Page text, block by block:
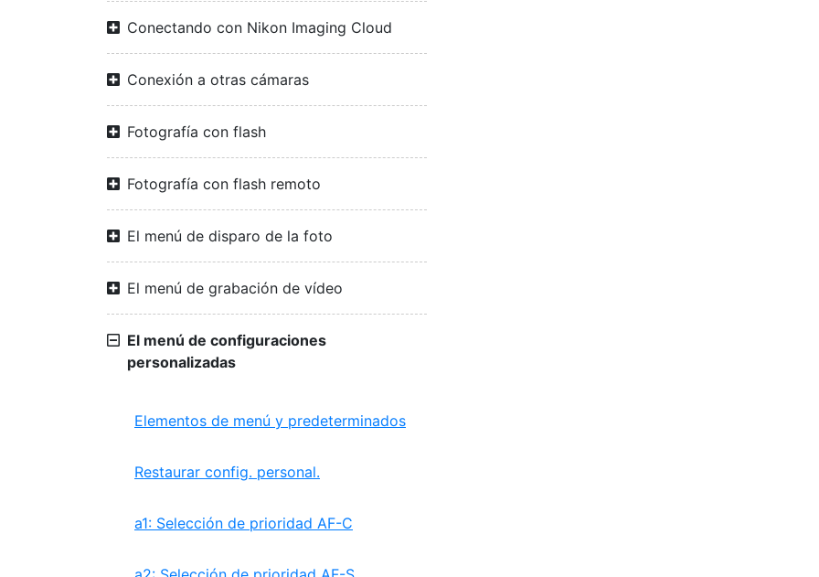
Conectando con Nikon Imaging Cloud
Conexión a otras cámaras
Fotografía con flash
Fotografía con flash remoto
El menú de disparo de la foto
El menú de grabación de vídeo
El menú de configuraciones
personalizadas
Elementos de menú y predeterminados
Restaurar config. personal.
a1: Selección de prioridad AF-C